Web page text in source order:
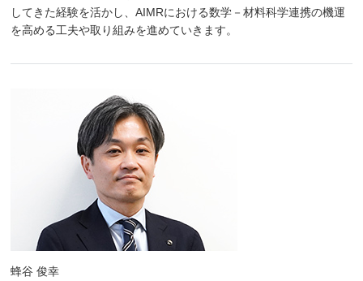
してきた経験を活かし、AIMRにおける数学－材料科学連携の機運
を高める工夫や取り組みを進めていきます。
蜂谷 俊幸